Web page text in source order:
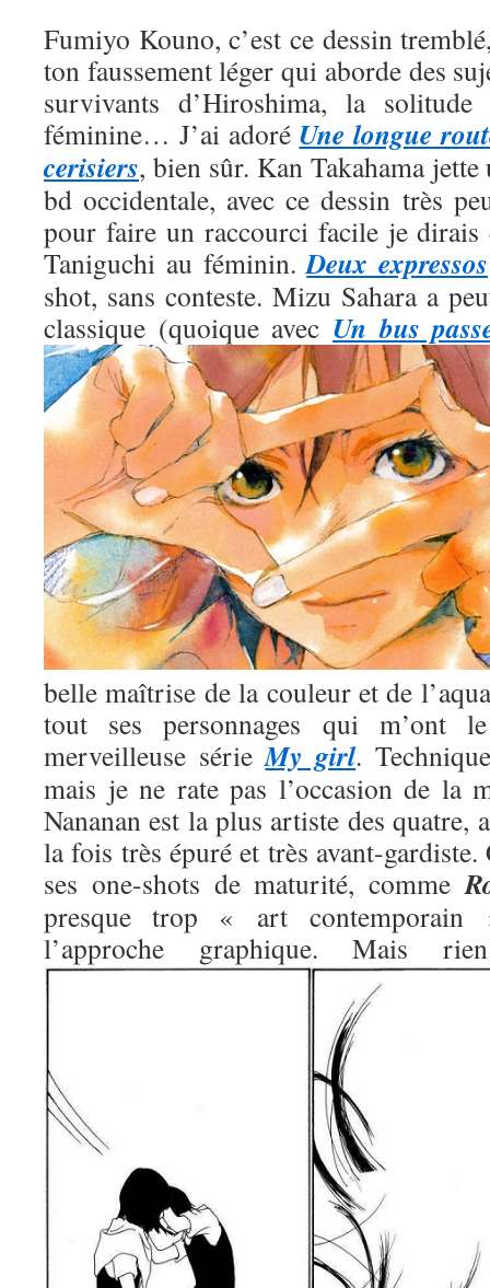
Fumiyo Kouno, c’est ce dessin
ton faussement léger qui aborde des
survivants d’Hiroshima, la
féminine… J’ai adoré Une longue
cerisiers, bien sûr. Kan Takahama
bd occidentale, avec ce dessin très
pour faire un raccourci facile je dirais
Taniguchi au féminin.Deux expressos
shot, sans conteste. Mizu Sahara a
classique (quoique avec Un bus
belle maîtrise de la couleur et de
tout ses personnages qui m’ont
merveilleuse sérieMy girl.
mais je ne rate pas l’occasion de la
Nananan est la plus artiste des quatre,
la fois très épuré et très avant-
ses one-shots de maturité, comme
presque trop « art contemporain
l’approche graphique. Mais